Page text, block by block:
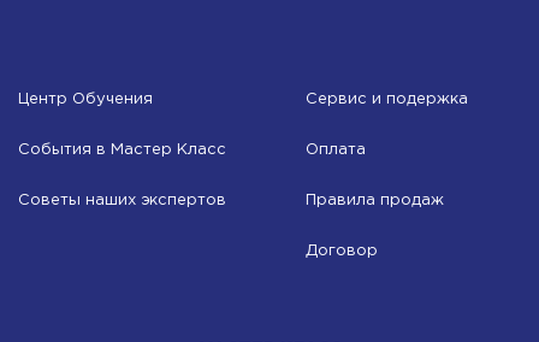
Центр Обучения
События в Мастер Класс
Советы наших экспертов
Сервис и подержка
Оплата
Правила продаж
Договор